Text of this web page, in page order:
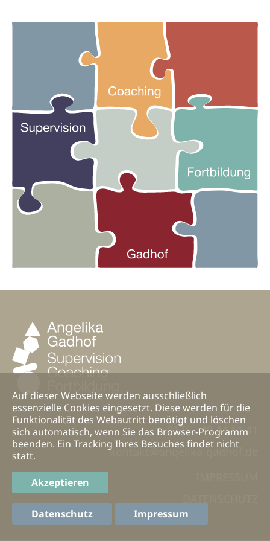
0176 - 49 44 11 41
kontakt@angelika-gadhof.de
Auf dieser Webseite werden ausschließlich
essenzielle Cookies eingesetzt. Diese werden für die
Funktionalität des Webautritt benötigt und löschen
sich automatisch, wenn Sie das Browser-Programm
beenden. Ein Tracking Ihres Besuches findet nicht
statt.
Akzeptieren
Datenschutz Impressum